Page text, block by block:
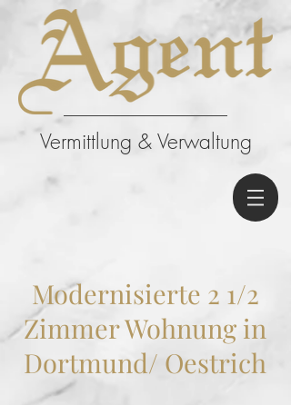
Vermittlung & Verwaltung
Modernisierte 2 1/2
Zimmer Wohnung in
Dortmund/ Oestrich